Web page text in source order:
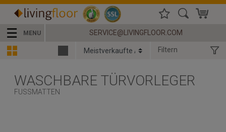
☰ MENU SERVICE@LIVINGFLOOR.COM
Filtern
WASCHBARE TÜRVORLEGER
FUSSMATTEN